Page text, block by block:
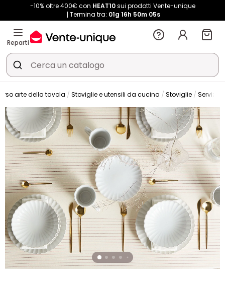
-10% oltre 400€ con HEAT10sui prodotti Vente-unique
Termina tra: 01g 16h 50m 04s
Reparti
arte della tavola Stoviglie e utensili da cucina Stoviglie Servizio